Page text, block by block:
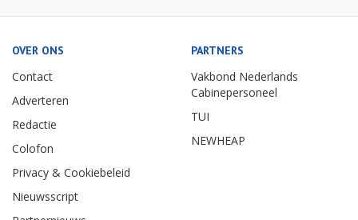
OVER ONS
Contact
Adverteren
Redactie
Colofon
Privacy & Cookiebeleid
Nieuwsscript
PARTNERS
Vakbond Nederlands
Cabinepersoneel
TUI
NEWHEAP